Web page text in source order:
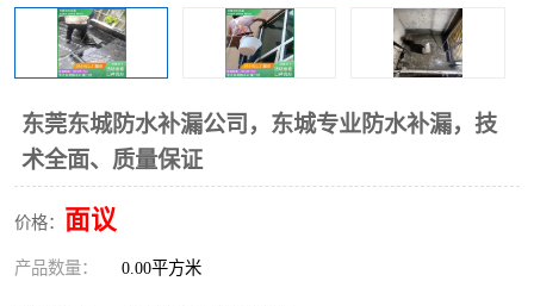
东莞东城防水补漏公司，东城专业防水补漏，技
术全面、质量保证
价格： 面议
产品数量： 0.00平方米